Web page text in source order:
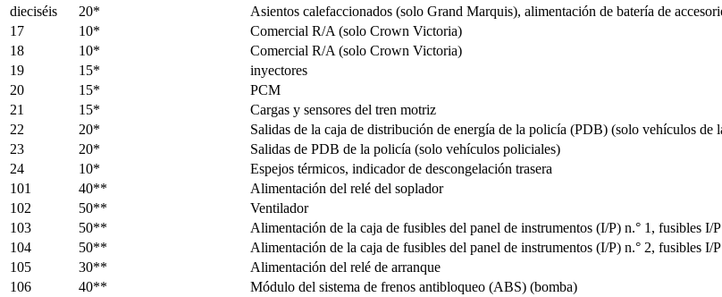
dieciséis
20*
Asientos calefaccionados (solo Grand Marquis), alimentación de batería de
17
10*
Comercial R/A (solo Crown Victoria)
18
10*
Comercial R/A (solo Crown Victoria)
19
15*
inyectores
20
15*
PCM
21
15*
Cargas y sensores del tren motriz
22
20*
Salidas de la caja de distribución de energía de la policía (PDB) (solo vehículos de
23
20*
Salidas de PDB de la policía (solo vehículos policiales)
24
10*
Espejos térmicos, indicador de descongelación trasera
101
40**
Alimentación del relé del soplador
102
50**
Ventilador
103
50**
Alimentación de la caja de fusibles del panel de instrumentos (I/P) n.° 1, fusibles I/
104
50**
Alimentación de la caja de fusibles del panel de instrumentos (I/P) n.° 2, fusibles I/
105
30**
Alimentación del relé de arranque
106
40**
Módulo del sistema de frenos antibloqueo (ABS) (bomba)